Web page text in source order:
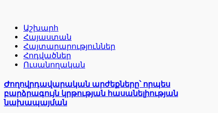
Աշխարհ
Հայաստան
Հայտարարություններ
Հոդվածներ
Ուսանողական
Ժողովրդավարական արժեքները՝ որպես
բարձրագույն կրթության հասանելիության
նախապայման